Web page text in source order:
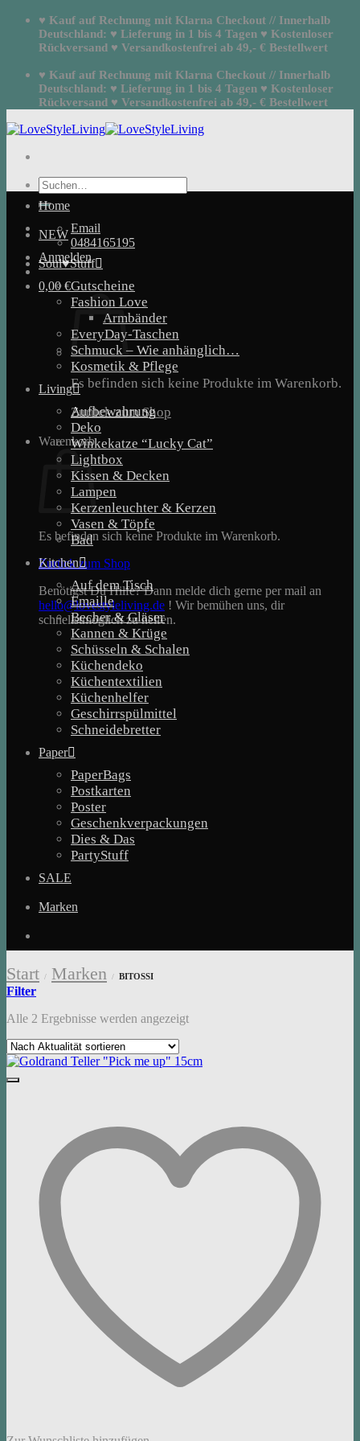
Zum
springen
♥ Kauf auf Rechnung mit Klarna Checkout // Innerhalb
Deutschland: ♥ Lieferung in 1 bis 4 Tagen ♥ Kostenloser
Rückversand ♥ Versandkostenfrei ab 49,- € Bestellwert
♥ Kauf auf Rechnung mit Klarna Checkout // Innerhalb
Deutschland: ♥ Lieferung in 1 bis 4 Tagen ♥ Kostenloser
Rückversand ♥ Versandkostenfrei ab 49,- € Bestellwert
Suchen
nach:
Email
0484165195
Anmelden
0,00€
Es befinden sich keine Produkte im Warenkorb.
Zurück zum Shop
Warenkorb
Es befinden sich keine Produkte im Warenkorb.
Zurück zum Shop
Benötigst Du Hilfe? Dann melde dich gerne per mail an
hello@lovestyleliving.de ! Wir bemühen uns, dir
schnellstmöglich zu helfen.
Home
NEW
Soul♥Stuff
Gutscheine
Fashion Love
Armbänder
EveryDay-Taschen
Schmuck – Wie anhänglich…
Kosmetik & Pflege
Living
Aufbewahrung
Deko
Winkekatze “Lucky Cat”
Lightbox
Kissen & Decken
Lampen
Kerzenleuchter & Kerzen
Vasen & Töpfe
Bad
Kitchen
Auf dem Tisch
Emaille
Becher & Gläser
Kannen & Krüge
Schüsseln & Schalen
Küchendeko
Küchentextilien
Küchenhelfer
Geschirrspülmittel
Schneidebretter
Paper
PaperBags
Postkarten
Poster
Geschenkverpackungen
Dies & Das
PartyStuff
SALE
Marken
Start / Marken / BITOSSI
Filter
Alle 2 Ergebnisse werden angezeigtNach